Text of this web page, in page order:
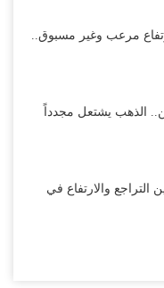
مرعب وغير مسبوق..
الذهب يشتعل مجدداً
التراجع والارتفاع في